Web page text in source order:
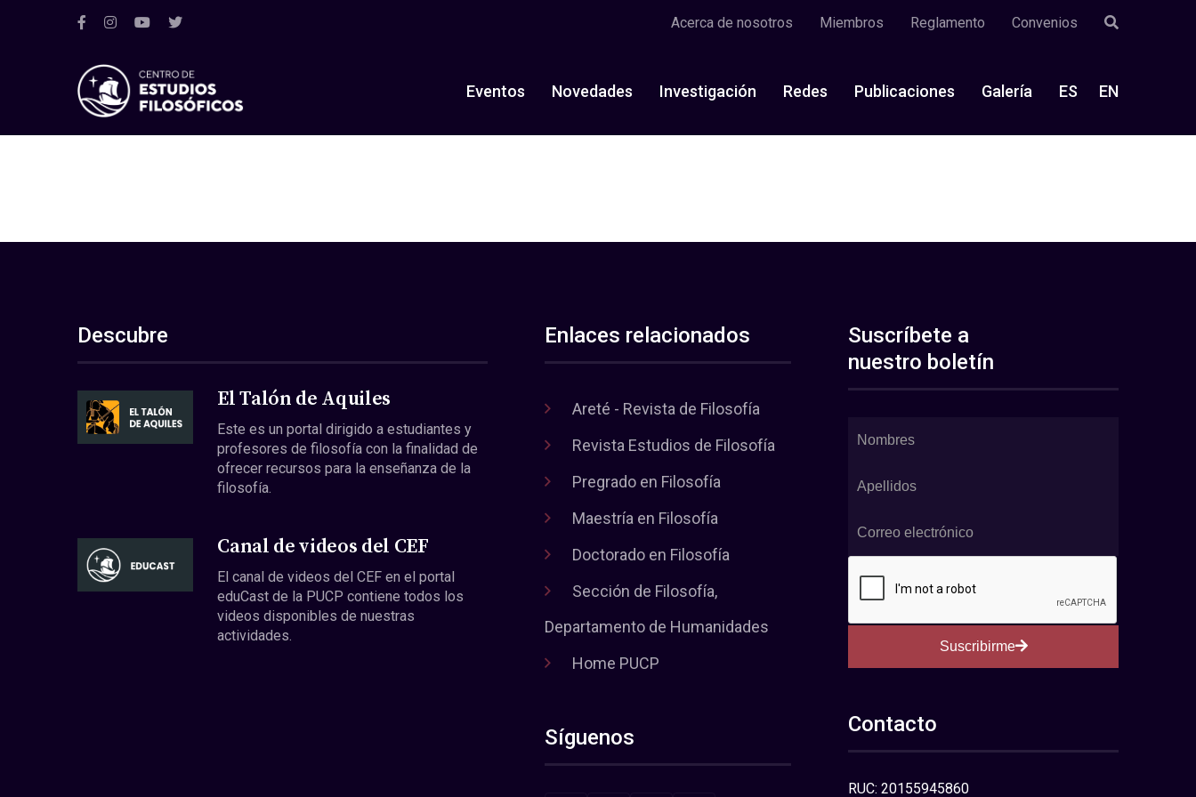
Acerca de nosotros Miembros Reglamento Convenios
Eventos Novedades Investigación Redes Publicaciones Galería ES EN
Descubre
El Talón de Aquiles
Este es un portal dirigido a estudiantes y
profesores de filosofía con la finalidad de
ofrecer recursos para la enseñanza de la
filosofía.
Canal de videos del CEF
El canal de videos del CEF en el portal
eduCast de la PUCP contiene todos los
videos disponibles de nuestras
actividades.
Enlaces relacionados
Areté - Revista de Filosofía
Revista Estudios de Filosofía
Pregrado en Filosofía
Maestría en Filosofía
Doctorado en Filosofía
Sección de Filosofía,
Departamento de Humanidades
Home PUCP
Síguenos
Suscríbete a
nuestro boletín
Suscribirme
Contacto
RUC: 20155945860